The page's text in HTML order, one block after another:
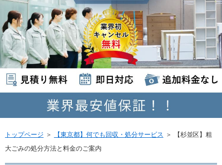
トップページ ＞ 【東京都】何でも回収・処分サービス ＞
【杉並区】粗
大ごみの処分方法と料金のご案内